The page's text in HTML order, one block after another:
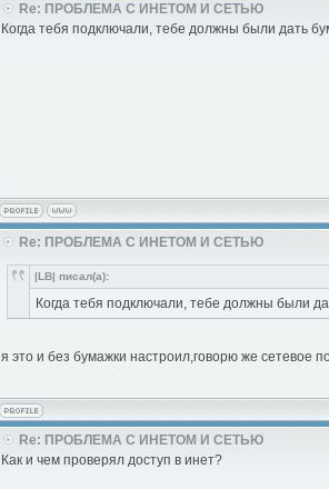
Re: ПРОБЛЕМА С ИНЕТОМ И СЕТЬЮ
Когда тебя подключали, тебе должны были дать
Re: ПРОБЛЕМА С ИНЕТОМ И СЕТЬЮ
|LB| писал(а):
Когда тебя подключали, тебе должны были
я это и без бумажки настроил,говорю же сетевое
Re: ПРОБЛЕМА С ИНЕТОМ И СЕТЬЮ
Как и чем проверял доступ в инет?